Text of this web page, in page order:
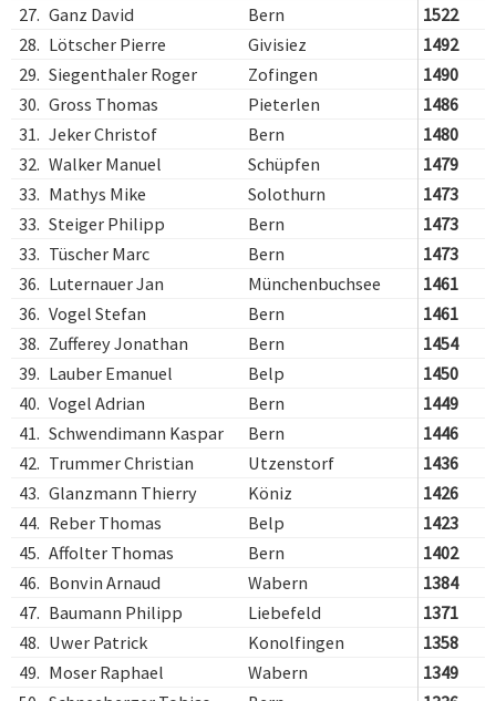
27. Ganz David Bern
1522
28. Lötscher Pierre Givisiez
1492
29. Siegenthaler Roger Zofingen
1490
30. Gross Thomas Pieterlen
1486
31. Jeker Christof Bern
1480
32. Walker Manuel Schüpfen
1479
33. Mathys Mike Solothurn
1473
33. Steiger Philipp Bern
1473
33. Tüscher Marc Bern
1473
36. Luternauer Jan Münchenbuchsee
1461
36. Vogel Stefan Bern
1461
38. Zufferey Jonathan Bern
1454
39. Lauber Emanuel Belp
1450
40. Vogel Adrian Bern
1449
41. Schwendimann Kaspar Bern
1446
42. Trummer Christian Utzenstorf
1436
43. Glanzmann Thierry Köniz
1426
44. Reber Thomas Belp
1423
45. Affolter Thomas Bern
1402
46. Bonvin Arnaud Wabern
1384
47. Baumann Philipp Liebefeld
1371
48. Uwer Patrick Konolfingen
1358
49. Moser Raphael Wabern
1349